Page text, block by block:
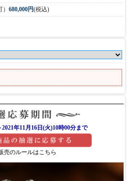
680,000円(税込)
年11月16日(火)10時00分まで
売のルールはこちら